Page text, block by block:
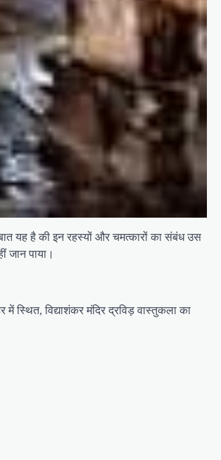
यह है की इन रहस्यों और चमत्कारों का संबंध उस
जान पाया।
स्थित, विद्याशंकर मंदिर द्रविड़ वास्तुकला का